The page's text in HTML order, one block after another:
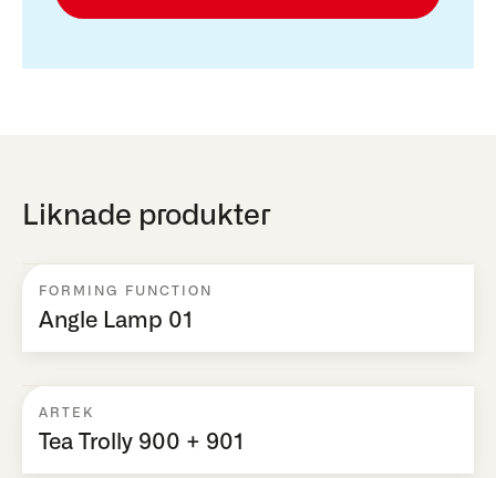
Liknade produkter
FORMING FUNCTION
Angle Lamp 01
ARTEK
Tea Trolly 900 + 901